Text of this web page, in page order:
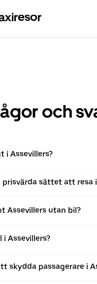
och
i Assevillers?
sättet att resa i
Assevillers utan bil?
i Assevillers?
skydda passagerare i